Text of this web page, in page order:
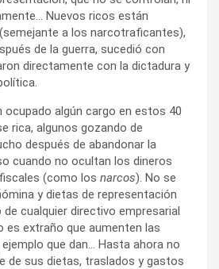
Nuevos ricos están
a los narcotraficantes),
de la guerra, sucedió con
directamente con la dictadura y
ocupado algún cargo en estos 40
rica, algunos gozando de
después de abandonar la
cuando no ocultan los dineros
(como los narcos). No se
y dietas de representación
de cualquier directivo empresarial
es extraño que aumenten las
que dan… Hasta ahora no
de sus dietas, traslados y gastos